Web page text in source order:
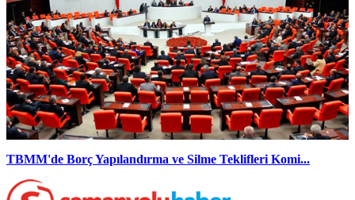
TBMM'de Borç Yapılandırma ve Silme Teklifleri Komi...